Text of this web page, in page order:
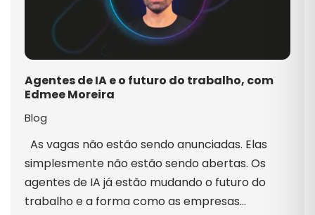
Agentes de IA e o futuro do trabalho, com
Edmee Moreira
Blog
As vagas não estão sendo anunciadas. Elas
simplesmente não estão sendo abertas. Os
agentes de IA já estão mudando o futuro do
trabalho e a forma como as empresas…